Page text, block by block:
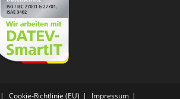
Cookie-Richtlinie (EU) Impressum